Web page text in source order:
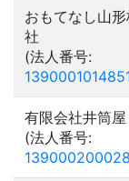
おもてなし山
社
(法人番号:
有限会社井筒屋
(法人番号: